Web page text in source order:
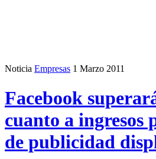
Noticia Empresas 1 Marzo 2011
Facebook
cuanto a ingresos
de publicidad